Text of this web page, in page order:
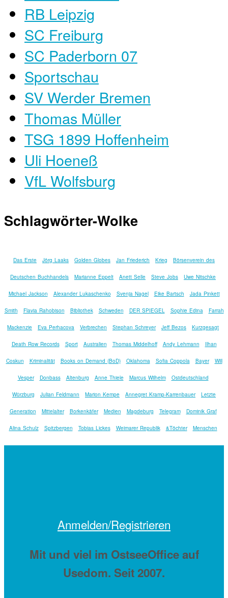
RB Leipzig
SC Freiburg
SC Paderborn 07
Sportschau
SV Werder Bremen
Thomas Müller
TSG 1899 Hoffenheim
Uli Hoeneß
VfL Wolfsburg
Schlagwörter-Wolke
Das Erste Jörg Laaks Golden Globes Jan Friederich Krieg Börsenverein des
Deutschen Buchhandels Marianne Eppelt Anett Selle Steve Jobs Uwe Nitschke
Michael Jackson Alexander Lukaschenko Svenja Nagel Eike Bartsch Jada Pinkett
Smith Flavia Rahobison Bibliothek Schweden DER SPIEGEL Sophie Edina Farrah
Mackenzie Eva Perhacova Verbrechen Stephan Schreyer Jeff Bezos Kurzgesagt
Death Row Records Sport Australien Thomas Middelhoff Andy Lehmann Ilhan
Coskun Kriminalität Books on Demand (BoD) Oklahoma Sofia Coppola Bayer Will
Vesper Donbass Altenburg Anne Thiele Marcus Wilhelm Ostdeutschland
Würzburg Julian Feldmann Marion Kempe Annegret Kramp-Karrenbauer Letzte
Generation Mittelalter Borkenkäfer Medien Magdeburg Telegram Dominik Graf
Alina Schulz Spitzbergen Tobias Lickes Weimarer Republik &Töchter Menschen
Anmelden/Registrieren
Mit und viel im OstseeOffice auf
Usedom. Seit 2007.